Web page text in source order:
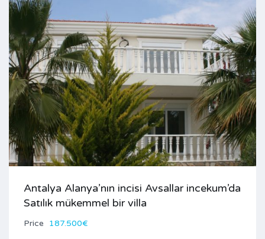
Antalya Alanya’nın incisi Avsallar incekum’da
Satılık mükemmel bir villa
Price 187.500€